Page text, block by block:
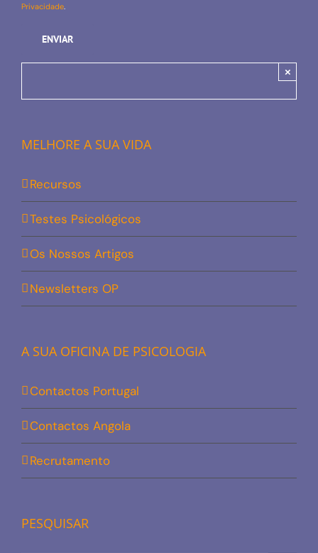
Privacidade
×
MELHORE A SUA VIDA
Recursos
Testes Psicológicos
Os Nossos Artigos
Newsletters OP
A SUA OFICINA DE PSICOLOGIA
Contactos Portugal
Contactos Angola
Recrutamento
PESQUISAR